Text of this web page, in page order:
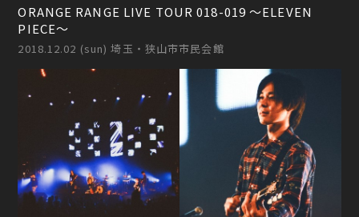
ORANGE RANGE LIVE TOUR 018-019 〜ELEVEN
PIECE〜
2018.12.02 (sun) 埼玉・狭山市市民会館